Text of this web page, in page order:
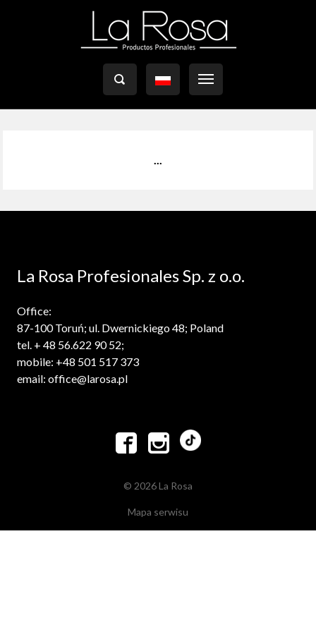

...
La Rosa Profesionales Sp. z o.o.
Office:
87-100 Toruń; ul. Dwernickiego 48; Poland
tel. + 48 56.622 90 52;
mobile: +48 501 517 373
email: office@larosa.pl
 
© 2026 La Rosa
Mapa serwisu